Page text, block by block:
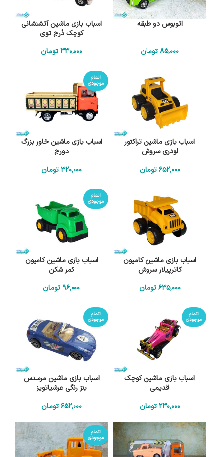
اتوبوس دو طبقه
85٬000تومان
اسباب بازی ماشین آتشنشانی
کوچک دُرج توی
330٬000 تومان
اسباب بازی ماشین تراکتور
لودری سروش
652٬000 تومان
اتمام
موجودی
اسباب بازی ماشین خاور بزرگ
دورج
320٬000 تومان
اسباب بازی ماشین کامیون
کاترپیلار سروش
635٬000 تومان
اتمام
موجودی
اسباب بازی ماشین کامیون
کمر شکن
96٬000تومان
اتمام
موجودی
اسباب بازی ماشین کوچک
قدیمی
230٬000 تومان
اتمام
موجودی
اسباب بازی ماشین مرسدس
بنز رنگی عرشیاتویز
652٬000 تومان
اتمام
موجودی